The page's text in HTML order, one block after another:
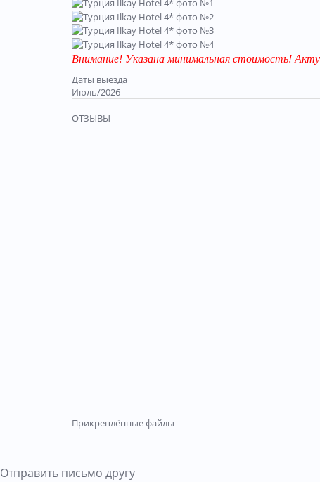
Внимание! Указана минимальная стоимость!
Даты выезда
Июль/2026
ОТЗЫВЫ
Прикреплённые файлы
Отправить письмо другу